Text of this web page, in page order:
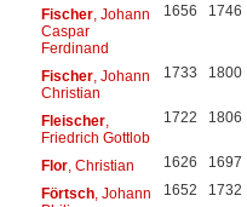
Fischer, Johann
Caspar
Ferdinand
1656 1746
Fischer, Johann
Christian
1733 1800
Fleischer,
Friedrich Gottlob
1722 1806
Flor, Christian 1626 1697
Förtsch, Johann
1652 1732